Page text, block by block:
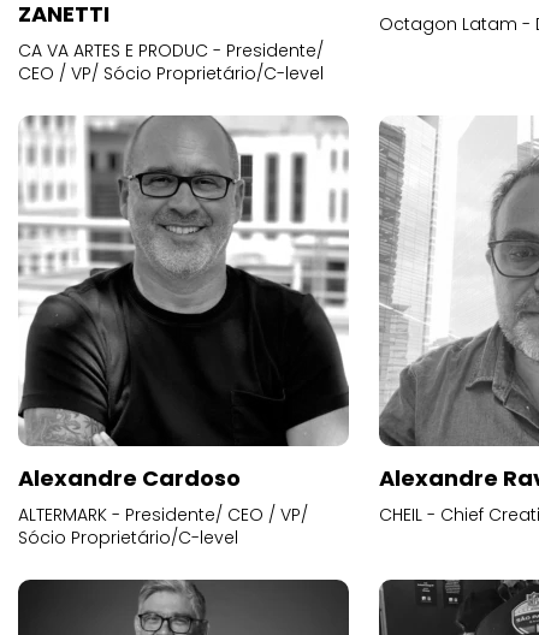
ZANETTI
CA VA ARTES E PRODUC - Presidente/
CEO / VP/ Sócio Proprietário/C-level
Octagon Latam -
Alexandre Cardoso
ALTERMARK - Presidente/ CEO / VP/
Sócio Proprietário/C-level
Alexandre
CHEIL - Chief